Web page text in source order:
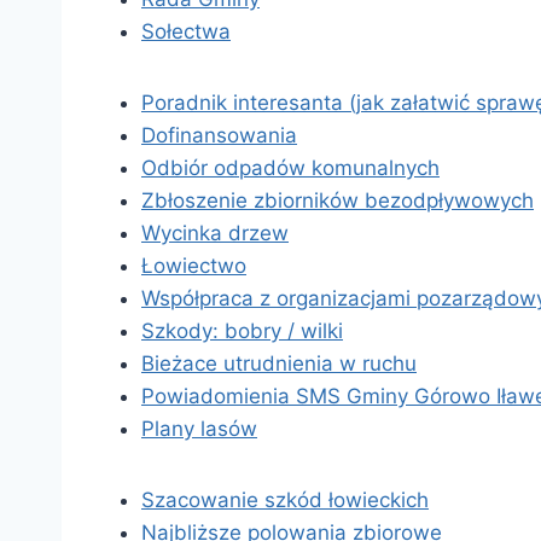
Sołectwa
Poradnik interesanta (jak załatwić
Dofinansowania
Odbiór odpadów komunalnych
Zbłoszenie zbiorników bezodpływowych
Wycinka drzew
Łowiectwo
Współpraca z organizacjami
Szkody: bobry / wilki
Bieżace utrudnienia w ruchu
Powiadomienia SMS Gminy Górowo
Plany lasów
Szacowanie szkód łowieckich
Najbliższe polowania zbiorowe